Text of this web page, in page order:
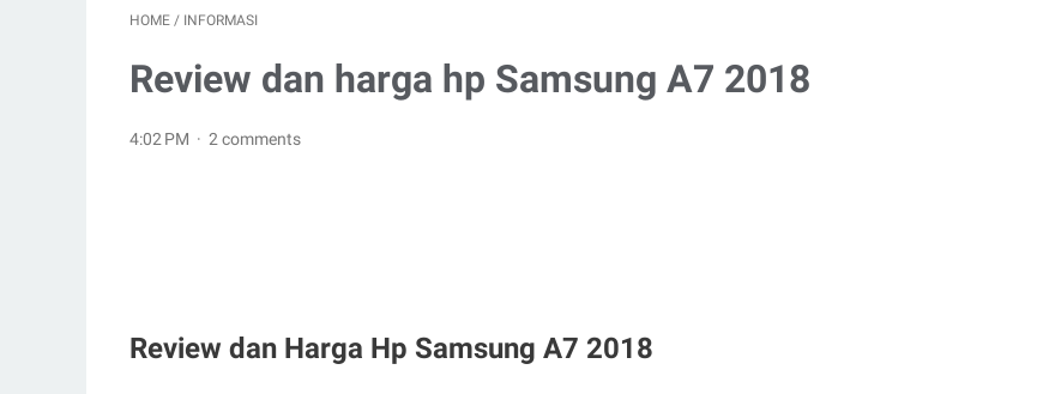
HOME / INFORMASI
Review dan harga hp Samsung A7 2018
4:02 PM 2 comments
Review dan Harga Hp Samsung A7 2018